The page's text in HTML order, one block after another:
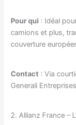
Pour qui : Idéal
camions et plus,
couverture
Contact : Via
Generali
2. Allianz France –